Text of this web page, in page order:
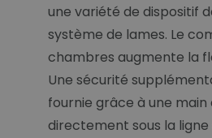
une variété de dispositif
système de lames. Le
chambres augmente la
Une sécurité
fournie grâce à une
directement sous la